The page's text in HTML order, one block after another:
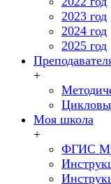
2023 год
2024 год
2025 год
+
Моя школа
+
ФГИС